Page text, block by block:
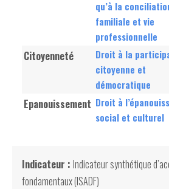
qu’à la
familiale et vie
professionnelle
Citoyenneté
Droit à la
citoyenne et
démocratique
Epanouissement Droit à
social et culturel
Indicateur : Indicateur synthétique
fondamentaux (ISADF)